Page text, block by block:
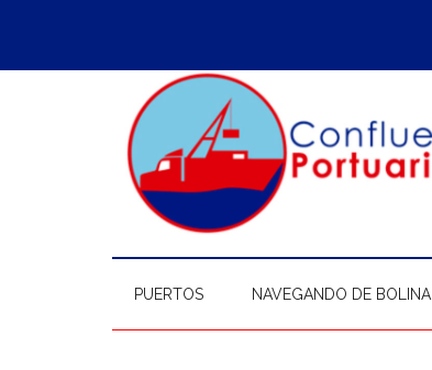
contenido
secondary
la
pie
PUERTOS NAVEGANDO DE BOLINA